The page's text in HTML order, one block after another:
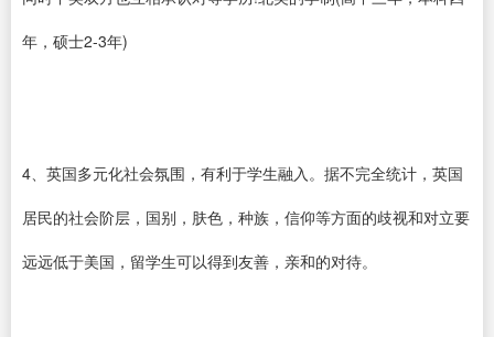
年，硕士2-3年)
4、英国多元化社会氛围，有利于学生融入。据不完全统计，英国
居民的社会阶层，国别，肤色，种族，信仰等方面的歧视和对立要
远远低于美国，留学生可以得到友善，亲和的对待。